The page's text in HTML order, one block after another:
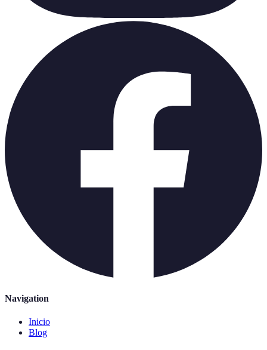
Navigation
Inicio
Blog